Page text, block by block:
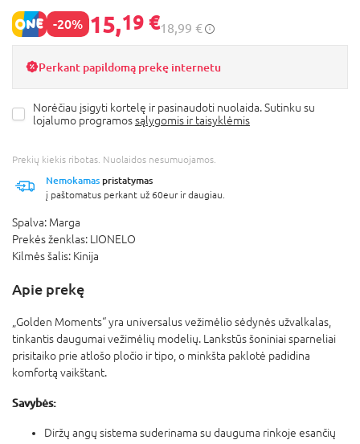
-20% 15,19 €18,99 €
Perkant papildomą prekę internetu
Norėčiau įsigyti kortelę ir pasinaudoti nuolaida. Sutinku su
lojalumo programossąlygomis ir taisyklėmis
Prekių kiekis ribotas. Nuolaidos nesumuojamos.
Nemokamas pristatymas
į paštomatus perkant už 60eur ir daugiau.
Spalva: Marga
Prekės ženklas: LIONELO
Kilmės šalis: Kinija
Apie prekę
„Golden Moments“ yra universalus vežimėlio sėdynės užvalkalas,
tinkantis daugumai vežimėlių modelių. Lankstūs šoniniai sparneliai
prisitaiko prie atlošo pločio ir tipo, o minkšta paklotė padidina
komfortą vaikštant.
Savybės:
Diržų angų sistema suderinama su dauguma rinkoje esančių